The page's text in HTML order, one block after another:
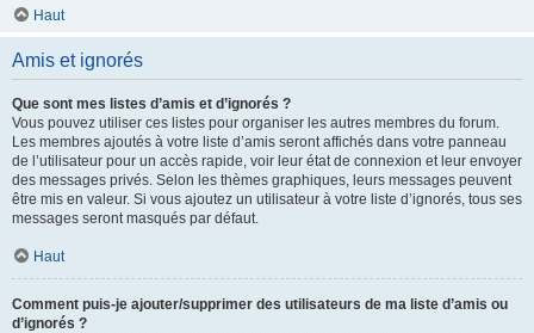
Haut
Amis et ignorés
Que sont mes listes d’amis et d’ignorés ?
Vous pouvez utiliser ces listes pour organiser les autres membres du forum.
Les membres ajoutés à votre liste d’amis seront affichés dans votre panneau
de l’utilisateur pour un accès rapide, voir leur état de connexion et leur envoyer
des messages privés. Selon les thèmes graphiques, leurs messages peuvent
être mis en valeur. Si vous ajoutez un utilisateur à votre liste d’ignorés, tous ses
messages seront masqués par défaut.
Haut
Comment puis-je ajouter/supprimer des utilisateurs de ma liste d’amis ou
d’ignorés ?